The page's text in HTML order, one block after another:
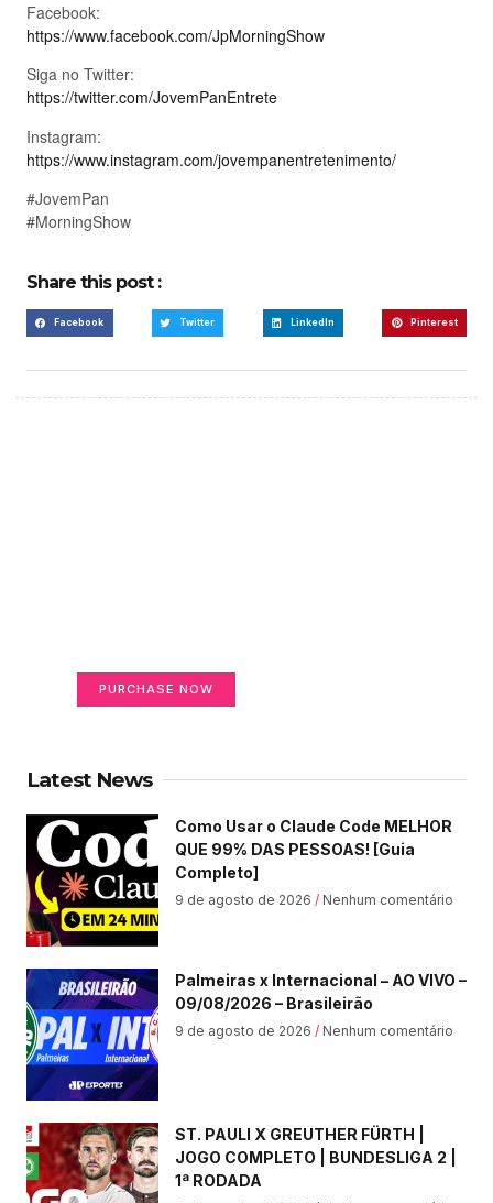
Facebook:
https://www.facebook.com/JpMorningShow
Siga no Twitter:
https://twitter.com/JovemPanEntrete
Instagram:
https://www.instagram.com/jovempanentretenimento/
#JovemPan
#MorningShow
Share this post :
Facebook Twitter LinkedIn Pinterest
PURCHASE NOW
Latest News
Como Usar o Claude Code MELHOR
QUE 99% DAS PESSOAS! [Guia
Completo]
9 de agosto de 2026 Nenhum comentário
Palmeiras x Internacional – AO VIVO –
09/08/2026 – Brasileirão
9 de agosto de 2026 Nenhum comentário
ST. PAULI X GREUTHER FÜRTH |
JOGO COMPLETO | BUNDESLIGA 2 |
1ª RODADA